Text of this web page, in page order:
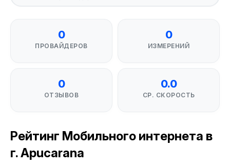
0
ПРОВАЙДЕРОВ
0
ИЗМЕРЕНИЙ
0
ОТЗЫВОВ
0.0
СР. СКОРОСТЬ
Рейтинг Мобильного интернета в
г. Apucarana